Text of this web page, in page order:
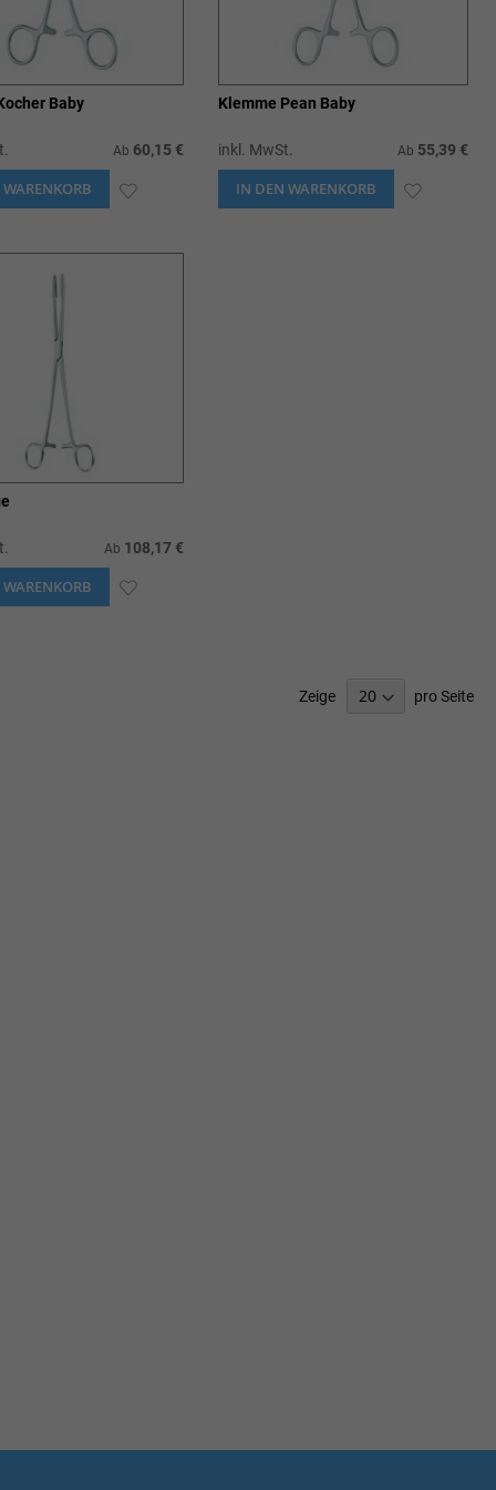
Baby
Ab 60,15 €
Klemme Pean Baby
inkl. MwSt. Ab 55,39 €
IN DEN WARENKORB
Ab 108,17 €
Zeige
pro Seite